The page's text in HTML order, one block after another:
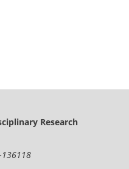
Research
136118